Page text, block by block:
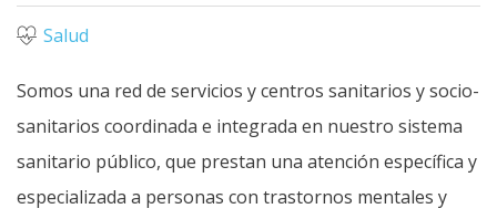
Salud
Somos una red de servicios y centros sanitarios y socio-
sanitarios coordinada e integrada en nuestro sistema
sanitario público, que prestan una atención específica y
especializada a personas con trastornos mentales y